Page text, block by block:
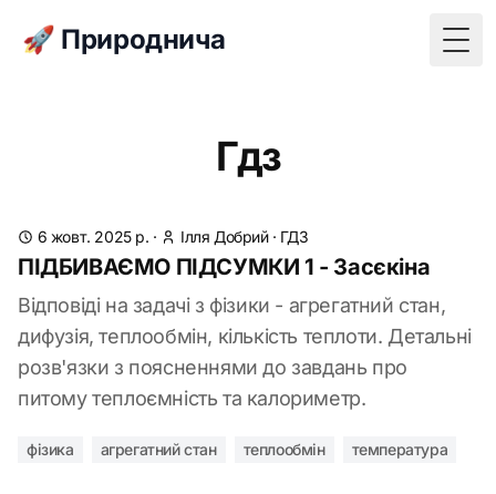
🚀 Природнича
Гдз
6 жовт. 2025 р. · Ілля Добрий· ГДЗ
ПІДБИВАЄМО ПІДСУМКИ 1 - Засєкіна
Відповіді на задачі з фізики - агрегатний стан,
дифузія, теплообмін, кількість теплоти. Детальні
розв'язки з поясненнями до завдань про
питому теплоємність та калориметр.
фізика агрегатний стан теплообмін температура